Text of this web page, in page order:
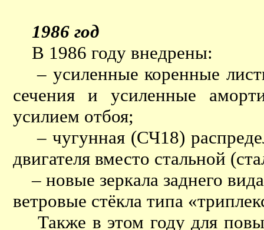
1986 год
В 1986 году внедрены:
– усиленные коренные
сечения и усиленные
усилием отбоя;
– чугунная (СЧ18)
двигателя вместо стальной
– новые зеркала заднего
ветровые стёкла типа
Также в этом году для